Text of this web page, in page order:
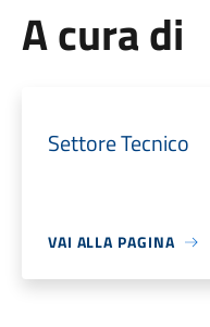
A cura di
Settore Tecnico
VAI ALLA PAGINA